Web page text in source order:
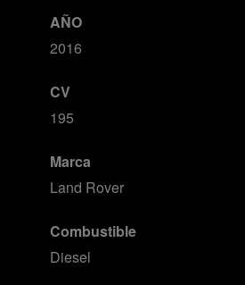
AÑO
2016
CV
195
Marca
Land Rover
Combustible
Diesel